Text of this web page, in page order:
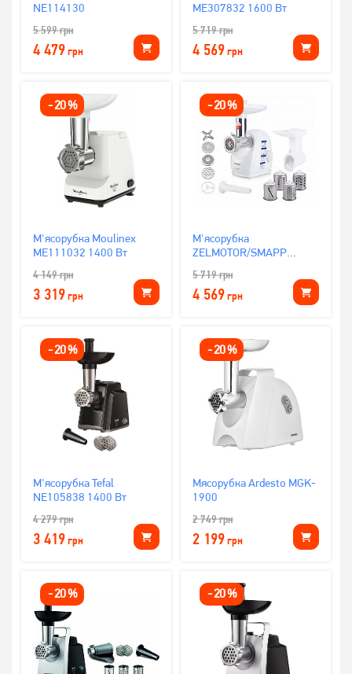
NE114130
5 599грн
4 479грн
ME307832 1600 Вт
5 719грн
4 569грн
-20%
М'ясорубка Moulinex
ME111032 1400 Вт
4 149грн
3 319грн
-20%
М'ясорубка
ZELMOTOR/SMAPP
5 719грн
4 569грн
-20%
М'ясорубка Tefal
NE105838 1400 Вт
4 279грн
3 419грн
-20%
Мясорубка Ardesto MGK-
1900
2 749грн
2 199грн
-20% -20%